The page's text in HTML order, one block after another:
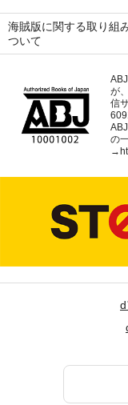
海賊版に関する取り組
ついて
が
信
の
→